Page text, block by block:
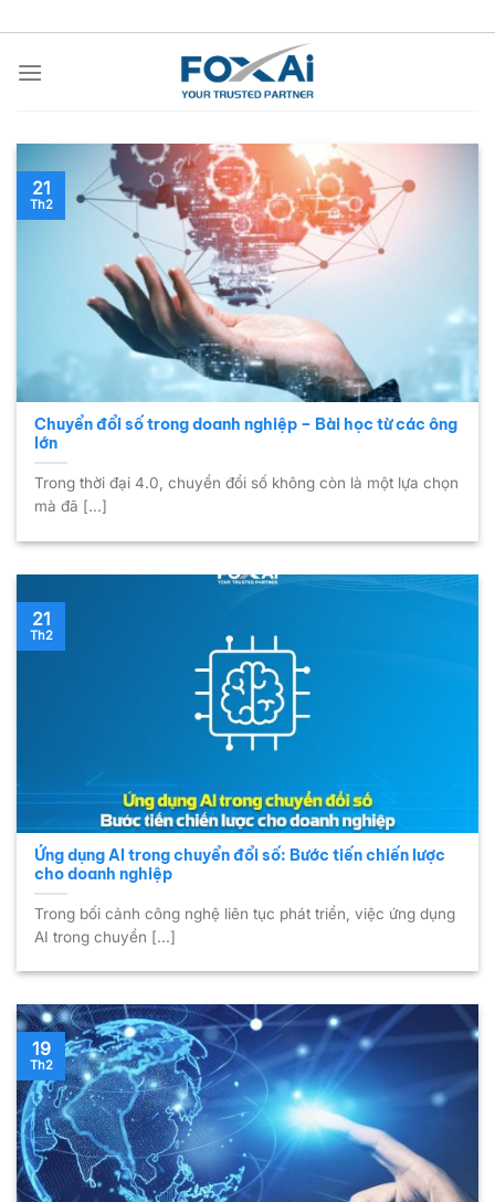
đến
nội
Chuyển đổi số trong doanh nghiệp – Bài học từ các ông
lớn
Trong thời đại 4.0, chuyển đổi số không còn là một lựa chọn
mà đã [...]
21
Th2
Ứng dụng AI trong chuyển đổi số: Bước tiến chiến lược
cho doanh nghiệp
Trong bối cảnh công nghệ liên tục phát triển, việc ứng dụng
AI trong chuyển [...]
21
Th2
19
Th2